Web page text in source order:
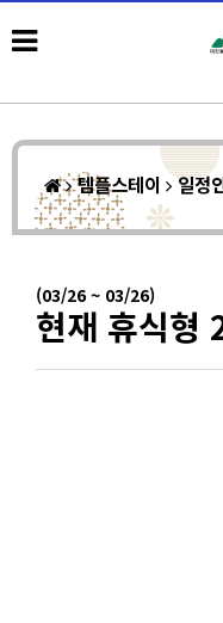
템플스테이 일정
(03/26 ~ 03/26)
현재 휴식형